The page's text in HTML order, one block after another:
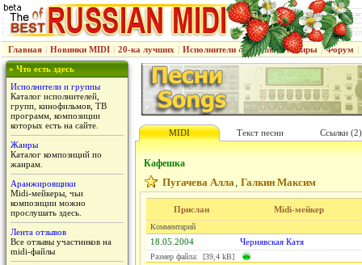
Главная | Новинки MIDI | 20-ка лучших | Исполнители & группы | Жанры | Форум |
» Что есть здесь
Исполнители и группы
Каталог исполнителей,
групп, кинофильмов, ТВ
программ, композиции
которых есть на сайте.
Жанры
Каталог композиций по
жанрам.
Аранжировщики
Midi-мейкеры, чьи
композиции можно
прослушать здесь.
Лента отзывов
Все отзывы участников на
midi-файлы
MIDI Текст песни Ссылки (2)
Кафешка
Пугачева Алла, Галкин Максим
Прислан Midi-мейкер
Комментарий
18.05.2004 Чернявская Катя
Размер файла: [39,4 kB]